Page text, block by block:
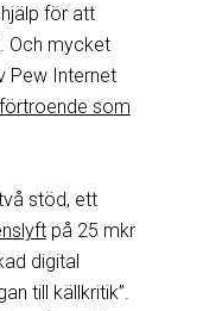
för att
Och mycket
Pew Internet
som
stöd, ett
på 25 mkr
digital
till källkritik”.